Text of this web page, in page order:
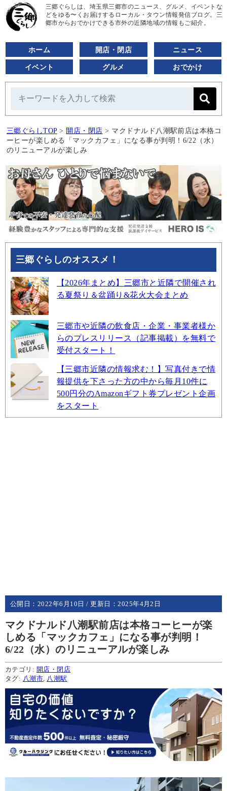
三郷ぐらしは、埼玉県三郷市のニュース、グルメ、イベントな
どをゆる〜くお届けするローカル・タウン情報発信ブログ。三
郷市からおでかけできる市外の近隣地域の情報もご紹介。
ホーム 開店・閉店 ニュース
イベント グルメ おでかけ
三郷ぐらしTOP > 開店・閉店 > マクドナルド八潮駅前店は本格コ
ーヒーが楽しめる「マックカフェ」になる事が判明！6/22（水）
のリニューアルが楽しみ
三郷ぐらしのオススメ！
【2026年まとめ】三郷市と近隣で開催され
る夏祭り＆盆踊り&花火大会まとめ
三郷市や近隣の飲食店・企業・事業者様か
らのプレスリリース（記事掲載）を無料で
受付スタート！
【三郷市近隣の情報求む！】写真付きで情
報提供を下さった方の中から毎月10件に
500円分のAmazonギフト券プレゼント企画
をスタート
公開日： 2022年6月10日 / 更新日：2025年4月2日
マクドナルド八潮駅前店は本格コーヒーが楽
しめる「マックカフェ」になる事が判明！
6/22（水）のリニューアルが楽しみ
カテゴリ: 開店・閉店
タグ: 八潮市, 八潮駅